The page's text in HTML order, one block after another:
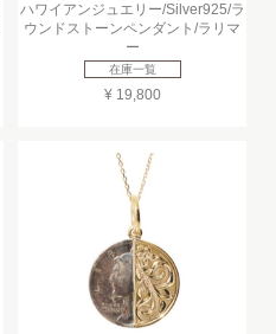
ハワイアンジュエリー/Silver925/ラ
ウンドストーンペンダント/ラリマ
ー
在庫一覧
¥ 19,800